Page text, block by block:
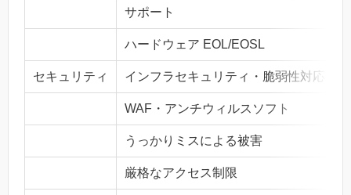
サポート
ハードウェア EOL/EOSL
セキュリティ インフラセキュリティ・脆弱性対応
WAF・アンチウィルスソフト
うっかりミスによる被害
厳格なアクセス制限